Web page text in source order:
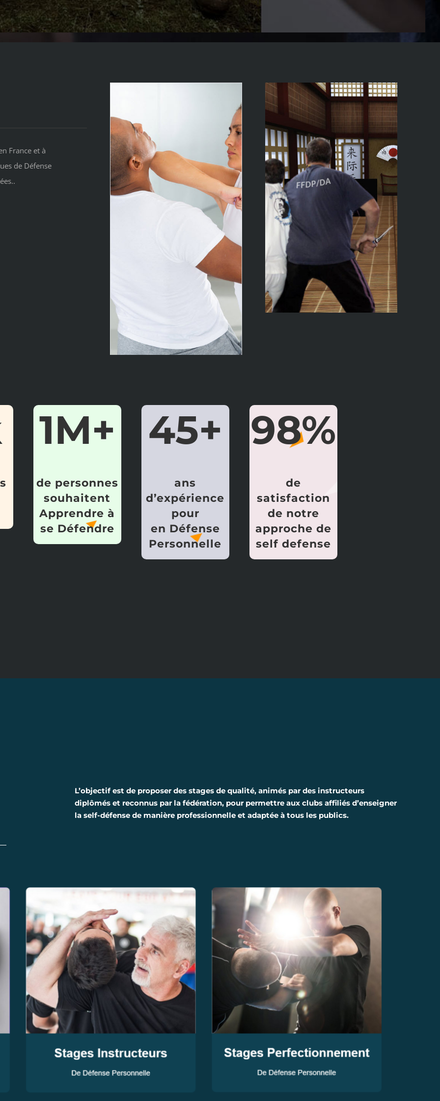
France et à
de Défense
1M+
de personnes
souhaitent
Apprendre à
se Défendre
45+
ans
d’expérience
pour
en Défense
Personnelle
98%
de
satisfaction
de notre
approche de
self defense
L’objectif est de proposer des stages de qualité, animés par des instructeurs
diplômés et reconnus par la fédération, pour permettre aux clubs affiliés d’enseigner
la self-défense de manière professionnelle et adaptée à tous les publics.